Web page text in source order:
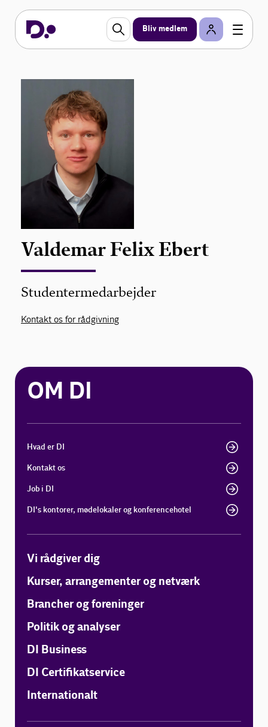
Bliv medlem
Valdemar Felix Ebert
Studentermedarbejder
Kontakt os for rådgivning
OM DI
Hvad er DI
Kontakt os
Job i DI
DI's kontorer, mødelokaler og konferencehotel
Vi rådgiver dig
Kurser, arrangementer og netværk
Brancher og foreninger
Politik og analyser
DI Business
DI Certifikatservice
Internationalt